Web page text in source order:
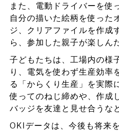
また、電動ドライバーを使
自分の描いた絵柄を使った
ジ、クリアファイルを作成
ら、参加した親子が楽しんだ
子どもたちは、工場内の様
り、電気を使わず生産効率
る「からくり生産」を実際
使ってのねじ締めや、作成
バッジを友達と見せ合うな
OKIデータは、今後も将来